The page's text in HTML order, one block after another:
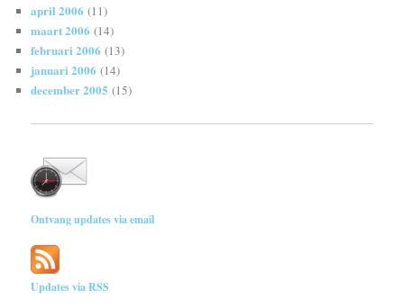
april 2006 (11)
maart 2006 (14)
februari 2006 (13)
januari 2006 (14)
december 2005 (15)
Ontvang updates via email
Updates via RSS